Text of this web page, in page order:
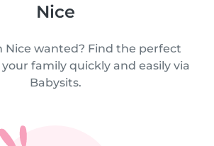
Nice
Nice wanted? Find the perfect
family quickly and easily via
Babysits.